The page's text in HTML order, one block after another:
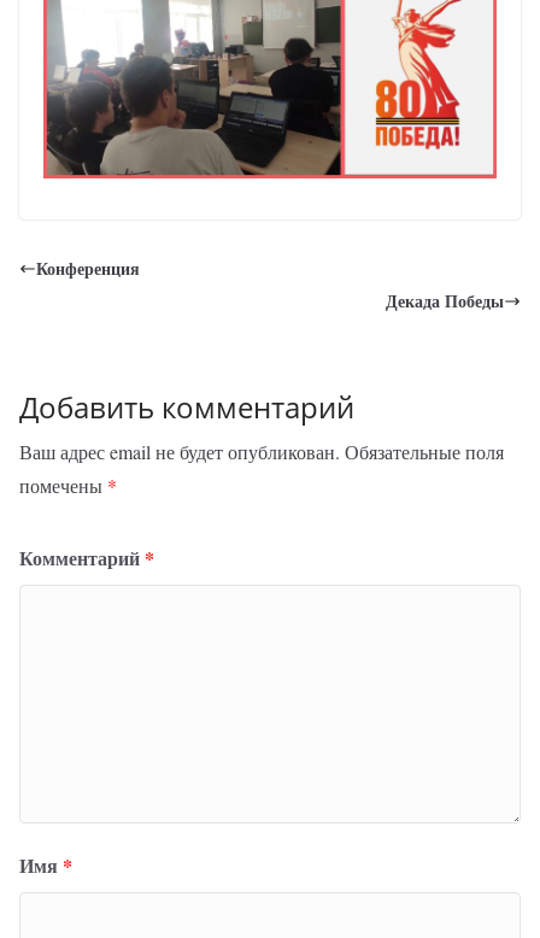
Конференция
Декада Победы
Добавить комментарий
Ваш адрес email не будет опубликован. Обязательные поля
помечены *
Комментарий *
Имя *